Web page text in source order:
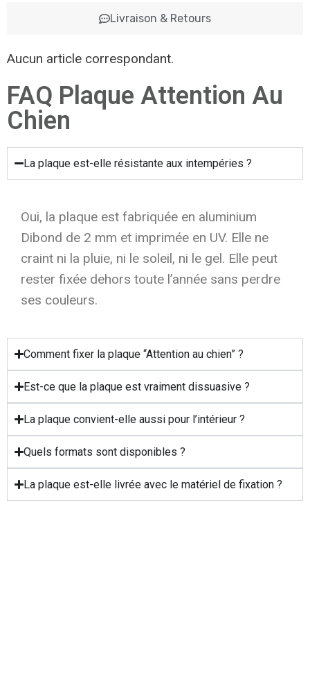
Livraison & Retours
Aucun article correspondant.
FAQ Plaque Attention Au
Chien
La plaque est-elle résistante aux intempéries ?
Oui, la plaque est fabriquée en aluminium
Dibond de 2 mm et imprimée en UV. Elle ne
craint ni la pluie, ni le soleil, ni le gel. Elle peut
rester fixée dehors toute l’année sans perdre
ses couleurs.
Comment fixer la plaque “Attention au chien” ?
Est-ce que la plaque est vraiment dissuasive ?
La plaque convient-elle aussi pour l’intérieur ?
Quels formats sont disponibles ?
La plaque est-elle livrée avec le matériel de fixation ?